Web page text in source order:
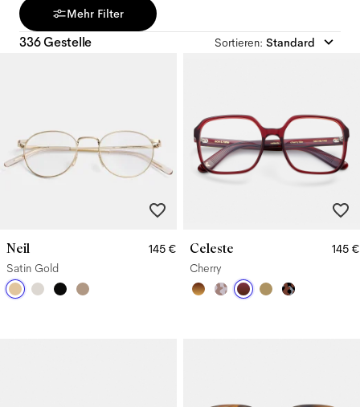
Mehr Filter
336 Gestelle Sortieren: Standard
Neil
145 €
Satin Gold
Celeste
145 €
Cherry